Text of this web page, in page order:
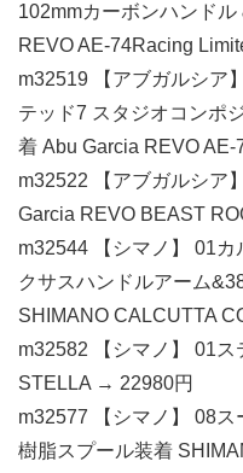
102mmカーボンハンド
REVO AE-74Racing
m32519 【アブガルシア
テッド7 スタジオコンポ
着 Abu Garcia REVO
m32522 【アブガルシア
Garcia REVO BEAST
m32544 【シマノ】 01
クサスハンドルアーム
SHIMANO CALCUTTA
m32582 【シマノ】 01
STELLA → 22980円
m32577 【シマノ】 08
樹脂スプール装着